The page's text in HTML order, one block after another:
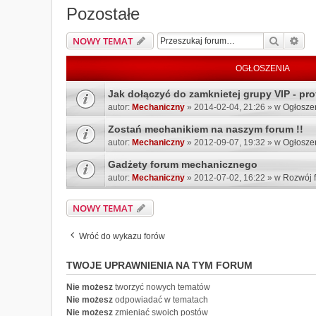
Pozostałe
NOWY TEMAT Szukaj
OGŁOSZENIA
Jak dołączyć do zamknietej grupy VIP -
autor: Mechaniczny » 2014-02-04, 21:26 » w
Zostań mechanikiem na naszym forum !!
autor: Mechaniczny » 2012-09-07, 19:32 » w
Gadżety forum mechanicznego
autor: Mechaniczny » 2012-07-02, 16:22 » w Rozwój
NOWY TEMAT
Wróć do wykazu forów
TWOJE UPRAWNIENIA NA TYM FORUM
Nie możesz tworzyć nowych tematów
Nie możesz odpowiadać w tematach
Nie możesz zmieniać swoich postów